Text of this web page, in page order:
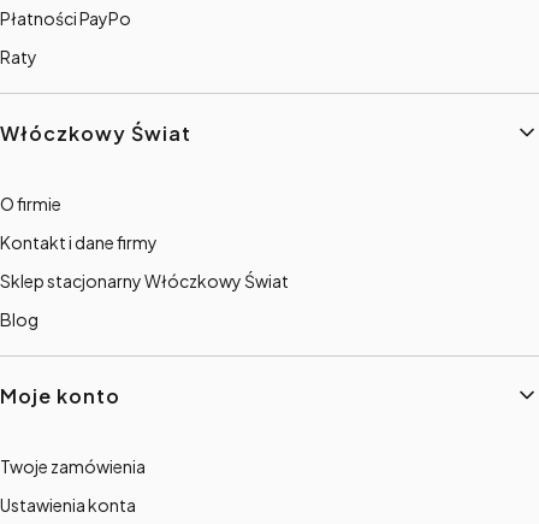
Płatności PayPo
Raty
Włóczkowy Świat
O firmie
Kontakt i dane firmy
Sklep stacjonarny Włóczkowy Świat
Blog
Moje konto
Twoje zamówienia
Ustawienia konta